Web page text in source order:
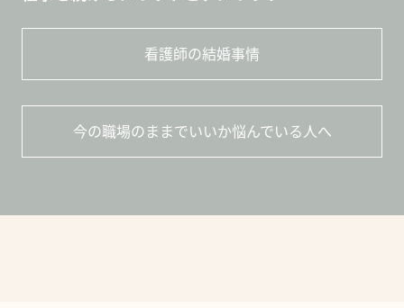
看護師の結婚事情
今の職場のままでいいか悩んでいる人へ